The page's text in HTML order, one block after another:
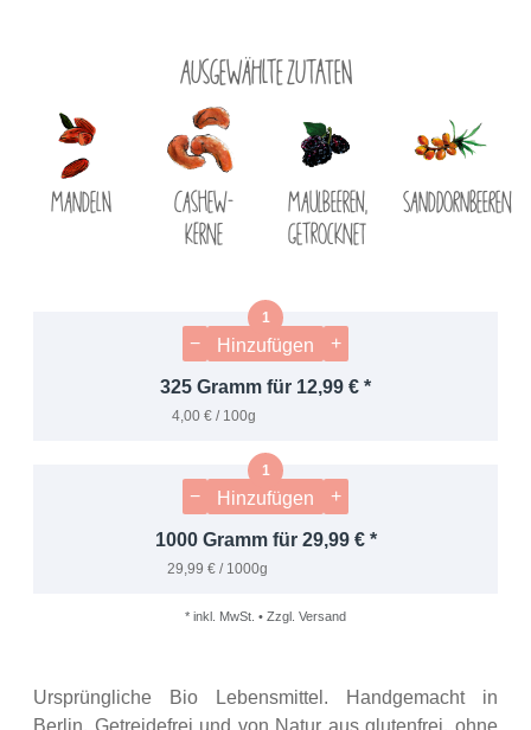
Ausgewählte Zutaten
Mandeln
Cashew-
Kerne
Maulbeeren,
getrocknet
Sanddornbeeren
325 Gramm für 12,99 € *
4,00 € / 100g
− Hinzufügen +
1000 Gramm für 29,99 € *
29,99 € / 1000g
− Hinzufügen +
* inkl. MwSt. • Zzgl. Versand
Ursprüngliche Bio Lebensmittel. Handgemacht in
Berlin. Getreidefrei und von Natur aus glutenfrei, ohne